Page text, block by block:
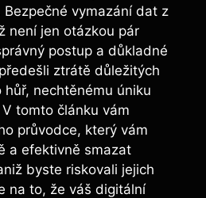
vymazání dat z
není jen ‌otázkou‍ pár
postup a důkladné
ztrátě ‌důležitých
nechtěnému⁣ úniku
tomto článku⁣ vám
průvodce, který vám
a‍ efektivně smazat
byste riskovali ‍jejich
na to, že váš digitální